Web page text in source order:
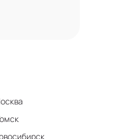
к влажности,